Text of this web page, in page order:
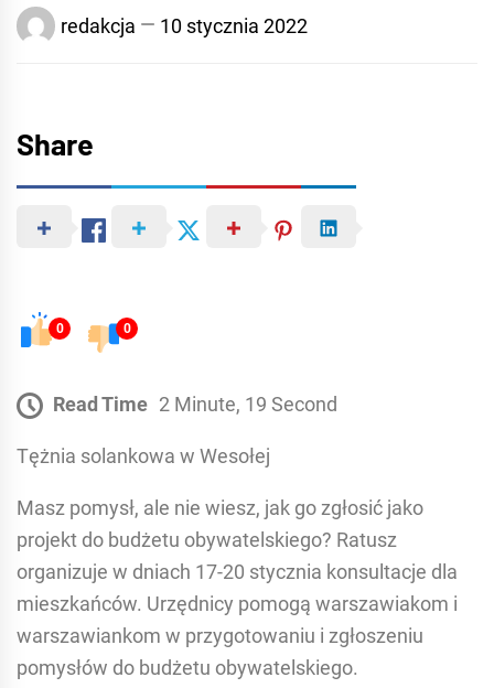
redakcja 10 stycznia 2022
Share
0 0
Read Time 2 Minute, 19 Second
Tężnia solankowa w Wesołej
Masz pomysł, ale nie wiesz, jak go zgłosić jako
projekt do budżetu obywatelskiego? Ratusz
organizuje w dniach 17-20 stycznia konsultacje dla
mieszkańców. Urzędnicy pomogą warszawiakom i
warszawiankom w przygotowaniu i zgłoszeniu
pomysłów do budżetu obywatelskiego.